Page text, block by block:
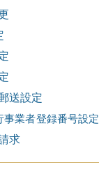
送設定
事業者登録番号設定
求